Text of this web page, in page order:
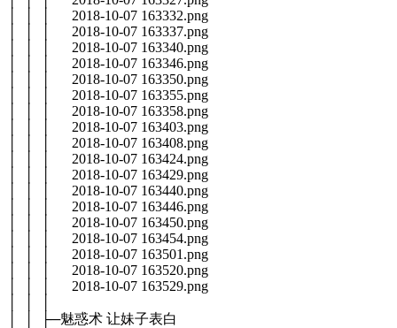
│ │ │ 2018-10-07 163332.png
│ │ │ 2018-10-07 163337.png
│ │ │ 2018-10-07 163340.png
│ │ │ 2018-10-07 163346.png
│ │ │ 2018-10-07 163350.png
│ │ │ 2018-10-07 163355.png
│ │ │ 2018-10-07 163358.png
│ │ │ 2018-10-07 163403.png
│ │ │ 2018-10-07 163408.png
│ │ │ 2018-10-07 163424.png
│ │ │ 2018-10-07 163429.png
│ │ │ 2018-10-07 163440.png
│ │ │ 2018-10-07 163446.png
│ │ │ 2018-10-07 163450.png
│ │ │ 2018-10-07 163454.png
│ │ │ 2018-10-07 163501.png
│ │ │ 2018-10-07 163520.png
│ │ │ 2018-10-07 163529.png
│ │ ├─魅惑术 让妹子表白